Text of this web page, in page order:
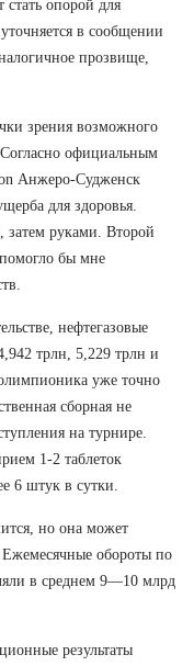
опорой для
в сообщении
прозвище,
зрения возможного
официальным
Анжеро-Судженск
для здоровья.
затем руками. Второй
бы мне
нефтегазовые
трлн, 5,229 трлн и
уже точно
сборная не
на турнире.
1-2 таблеток
6 штук в сутки.
но она может
Ежемесячные обороты по
в среднем 9—10 млрд
результаты